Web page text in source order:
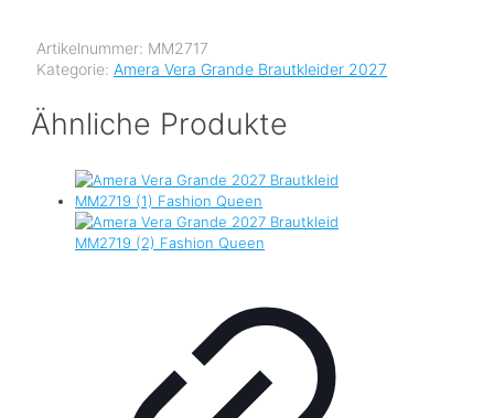
Artikelnummer: MM2717
Kategorie: Amera Vera Grande Brautkleider 2027
Ähnliche Produkte